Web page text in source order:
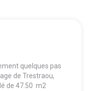
quelques pas
de Trestraou,
de 47.50 m2